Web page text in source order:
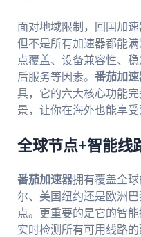
面对地域限制，回国加
但不是所有加速器都能
点覆盖、设备兼容性、
后服务等因素。 番茄加速
具，它的六大核心功能
景，让你在海外也能享受
全球节点+智能线
番茄加速器拥有覆盖全
尔、美国纽约还是欧洲
点。更重要的是它的智
实时检测所有可用线路